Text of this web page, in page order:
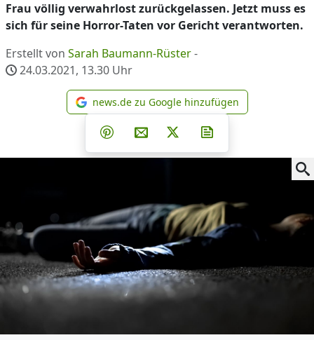
Frau völlig verwahrlost zurückgelassen. Jetzt muss es
sich für seine Horror-Taten vor Gericht verantworten.
Erstellt von Sarah Baumann-Rüster-
24.03.2021, 13.30 Uhr
news.de zu Google
news.de zu Google hinzufügen
Teilen auf Facebook
Teilen auf Whatsapp
Teilen auf Telegram
Teilen auf Pinterest
Per E-Mail teilen
Post auf X